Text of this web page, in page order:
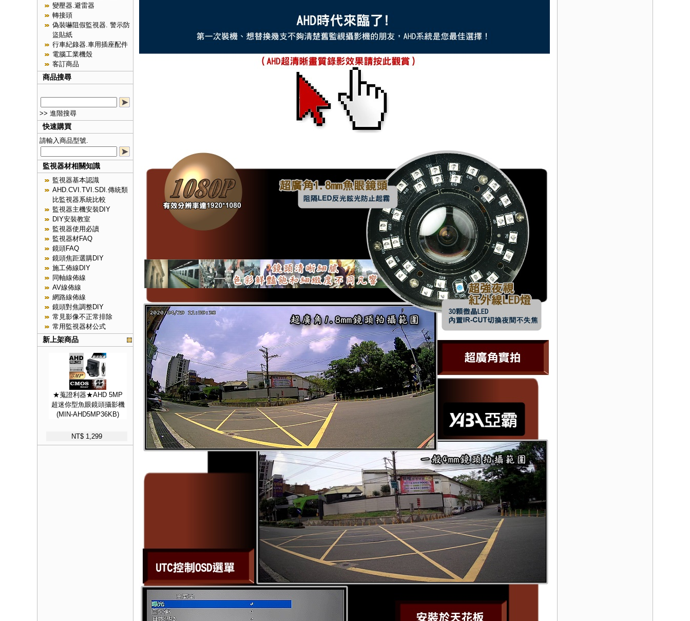
變壓器.避雷器
轉接頭
偽裝嚇阻假監視器. 警示防
盜貼紙
行車紀錄器.車用插座配件
電腦工業機殼
客訂商品
商品搜尋
>> 進階搜尋
快速購買
請輸入商品型號.
監視器材相關知識
監視器基本認識
AHD.CVI.TVI.SDI.傳統類
比監視器系統比較
監視器主機安裝DIY
DIY安裝教室
監視器使用必讀
監視器材FAQ
鏡頭FAQ
鏡頭焦距選購DIY
施工佈線DIY
同軸線佈線
AV線佈線
網路線佈線
鏡頭對焦調整DIY
常見影像不正常排除
常用監視器材公式
新上架商品
★蒐證利器★AHD 5MP
超迷你型魚眼鏡頭攝影機
(MIN-AHD5MP36KB)
NT$ 1,299